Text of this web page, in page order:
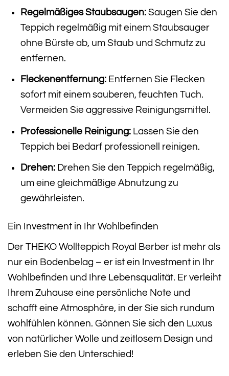
Regelmäßiges Staubsaugen:Saugen Sie den
Teppich regelmäßig mit einem Staubsauger
ohne Bürste ab, um Staub und Schmutz zu
entfernen.
Fleckenentfernung:Entfernen Sie Flecken
sofort mit einem sauberen, feuchten Tuch.
Vermeiden Sie aggressive Reinigungsmittel.
Professionelle Reinigung:Lassen Sie den
Teppich bei Bedarf professionell reinigen.
Drehen:Drehen Sie den Teppich regelmäßig,
um eine gleichmäßige Abnutzung zu
gewährleisten.
Ein Investment in Ihr Wohlbefinden
Der THEKO Wollteppich Royal Berber ist mehr als
nur ein Bodenbelag – er ist ein Investment in Ihr
Wohlbefinden und Ihre Lebensqualität. Er verleiht
Ihrem Zuhause eine persönliche Note und
schafft eine Atmosphäre, in der Sie sich rundum
wohlfühlen können. Gönnen Sie sich den Luxus
von natürlicher Wolle und zeitlosem Design und
erleben Sie den Unterschied!